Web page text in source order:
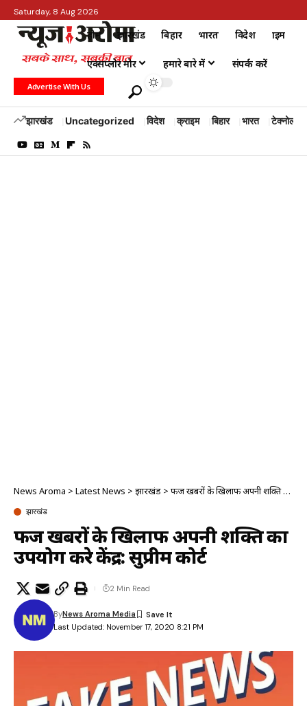
Saturday, 8 Aug 2026
होम झारखंड बिहार भारत विदेश क्राइम
एक्सप्लोर मोर हमारे बारे में संपर्क करें
Advertise With Us
झारखंड Uncategorized विदेश क्राइम बिहार भारत टेक्नोलॉजी
News Aroma > Latest News > झारखंड > फर्जी खबरों के खिलाफ अपनी शक्ति का उपयोग करे केंद्र: सुप्रीम कोर्ट
झारखंड
फर्जी खबरों के खिलाफ अपनी शक्ति का
उपयोग करे केंद्र: सुप्रीम कोर्ट
Last Updated: November 17, 2020 8:21 PM
ByNews Aroma Media
2 Min Read